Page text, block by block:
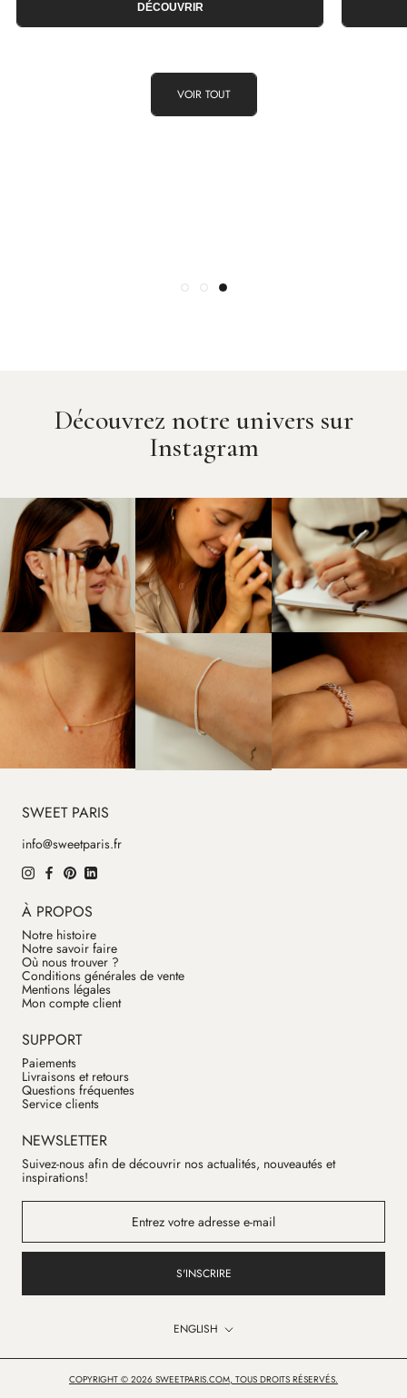
DÉCOUVRIR
VOIR TOUT
Découvrez notre univers sur
Instagram
SWEET PARIS
info@sweetparis.fr
À PROPOS
Notre histoire
Notre savoir faire
Où nous trouver ?
Conditions générales de vente
Mentions légales
Mon compte client
SUPPORT
Paiements
Livraisons et retours
Questions fréquentes
Service clients
NEWSLETTER
Suivez-nous afin de découvrir nos actualités, nouveautés et
inspirations!
S'INSCRIRE
Language
ENGLISH
COPYRIGHT © 2026 SWEETPARIS.COM, TOUS DROITS RÉSERVÉS.